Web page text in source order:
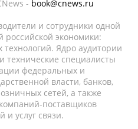
- book@cnews.ru
и сотрудники одной
российской экономики:
Ядро аудитории
технические специалисты
федеральных и
власти, банков,
сетей, а также
поставщиков
услуг связи.